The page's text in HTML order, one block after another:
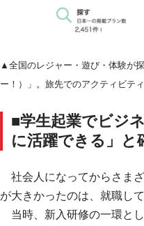
▲全国のレジャー・遊び・体験が
ー！）」。旅先でのアクティビテ
■学生起業でビジ
に活躍できる」と
社会人になってからさま
が大きかったのは、就職し
当時、新入研修の一環と